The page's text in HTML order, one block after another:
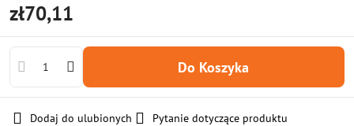
zł70,11
Do Koszyka
Dodaj do ulubionych
Pytanie dotyczące produktu